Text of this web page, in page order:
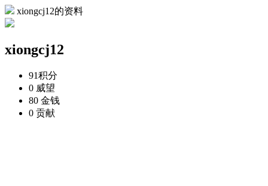
xiongcj12的资料
xiongcj12
91积分
0 威望
80 金钱
0 贡献